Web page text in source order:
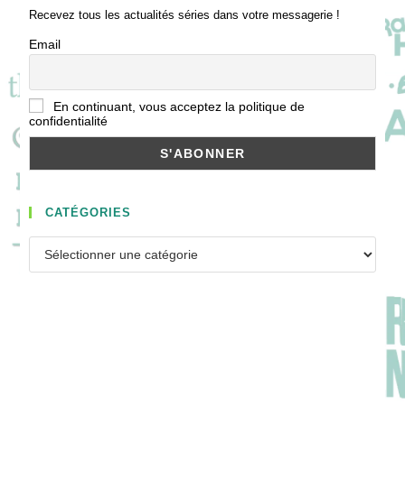
Recevez tous les actualités séries dans votre messagerie !
Email
En continuant, vous acceptez la politique de
confidentialité
CATÉGORIES